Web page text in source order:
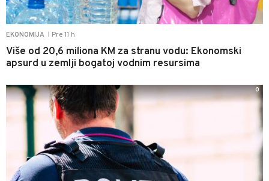
EKONOMIJA Pre 11 h
Više od 20,6 miliona KM za stranu vodu: Ekonomski
apsurd u zemlji bogatoj vodnim resursima
0